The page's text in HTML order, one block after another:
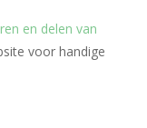
en delen van
voor handige